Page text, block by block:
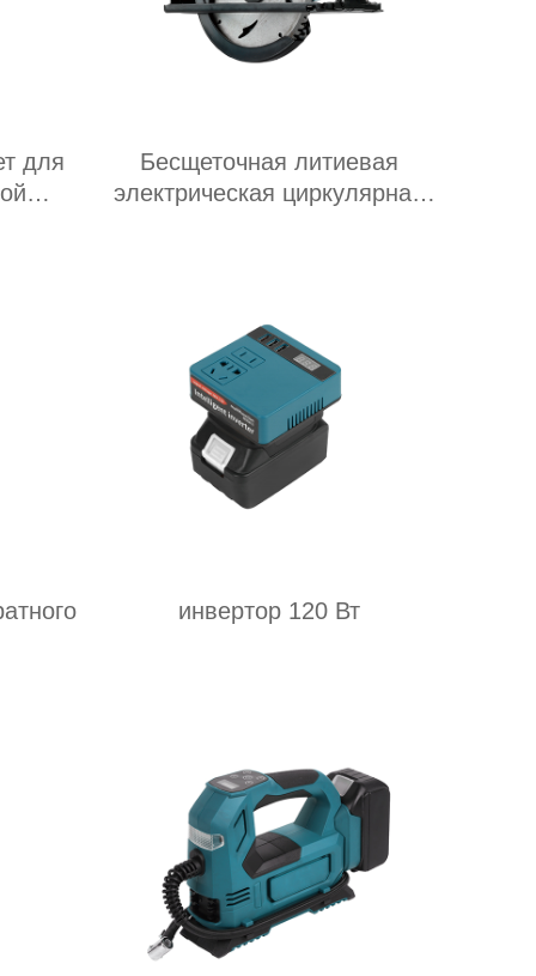
для
Бесщеточная литиевая
электрическая циркулярная
инвертор 120 Вт